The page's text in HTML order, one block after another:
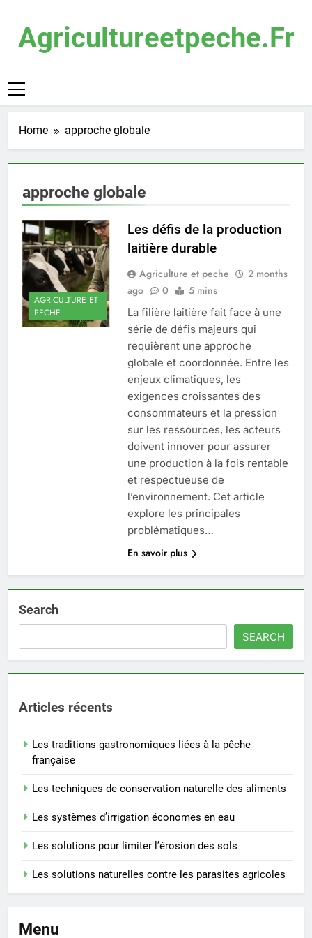
contentAgricultureetpeche.fr
Home approche globale
approche globale
AGRICULTURE ET
PECHE
Les défis de la production
laitière durable
Agriculture et peche
2 months
ago
0 5 mins
La filière laitière fait face à une
série de défis majeurs qui
requièrent une approche
globale et coordonnée. Entre les
enjeux climatiques, les
exigences croissantes des
consommateurs et la pression
sur les ressources, les acteurs
doivent innover pour assurer
une production à la fois rentable
et respectueuse de
l’environnement. Cet article
explore les principales
problématiques…
En savoir plus
Search
SEARCH
Articles récents
Les traditions gastronomiques liées à la pêche
française
Les techniques de conservation naturelle des aliments
Les systèmes d’irrigation économes en eau
Les solutions pour limiter l’érosion des sols
Les solutions naturelles contre les parasites agricoles
Menu